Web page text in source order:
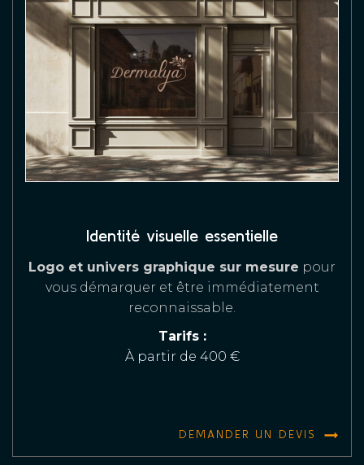
Identité visuelle essentielle
Logo et univers graphique sur mesure pour
vous démarquer et être immédiatement
reconnaissable.
Tarifs :
À partir de 400 €
DEMANDER UN DEVIS